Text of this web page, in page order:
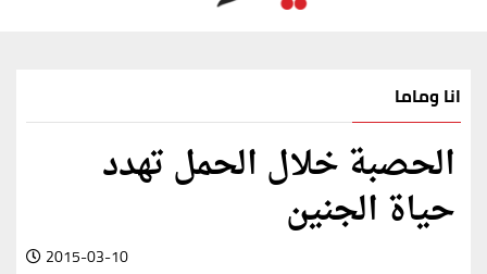
انا وماما
الحصبة خلال الحمل تهدد
حياة الجنين
2015-03-10